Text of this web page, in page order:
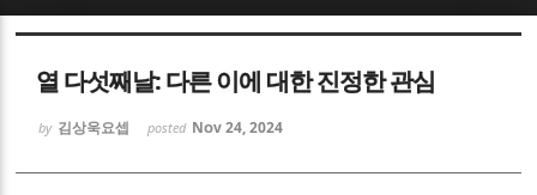
열 다섯째날: 다른 이에 대한 진정한 관심
by 김상욱요셉 posted Nov 24, 2024
Sketchbook5, 스케치북5
Sketchbook5, 스케치북5